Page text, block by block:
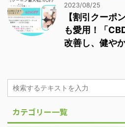
2023/08/25
【割引クーポ
も愛用！「
改善し、健や
カテゴリー一覧